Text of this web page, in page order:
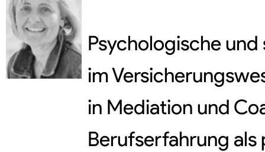
Psychologische
im
in Mediation und
Berufserfahrung